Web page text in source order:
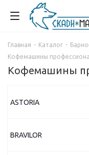
Главная - Каталог -
Кофемашины
Кофемашины
ASTORIA
BRAVILOR